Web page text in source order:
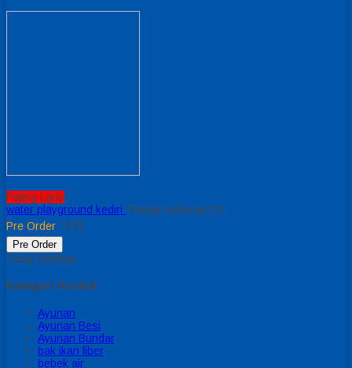
Paling Laris
water playground kediri *Harga Hubungi CS
Pre Order / 078
Pre Order
Tutup Sidebar
Kategori Produk
Ayunan
Ayunan Besi
Ayunan Bundar
bak ikan fiber
bebek air